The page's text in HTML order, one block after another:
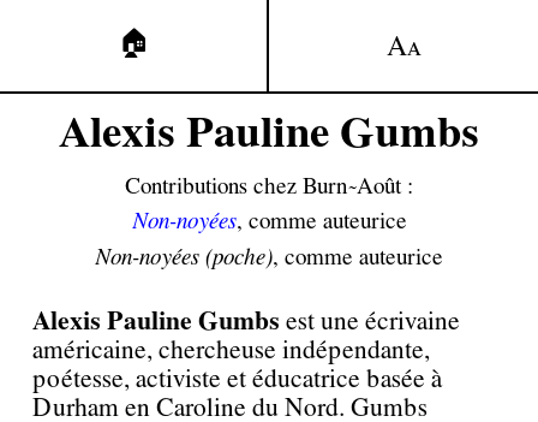
🏠 AA
Alexis Pauline Gumbs
Contributions chez Burn~Août :
Non-noyées, comme auteurice
Non-noyées (poche), comme auteurice
Alexis Pauline Gumbs est une écrivaine
américaine, chercheuse indépendante,
poétesse, activiste et éducatrice basée à
Durham en Caroline du Nord. Gumbs